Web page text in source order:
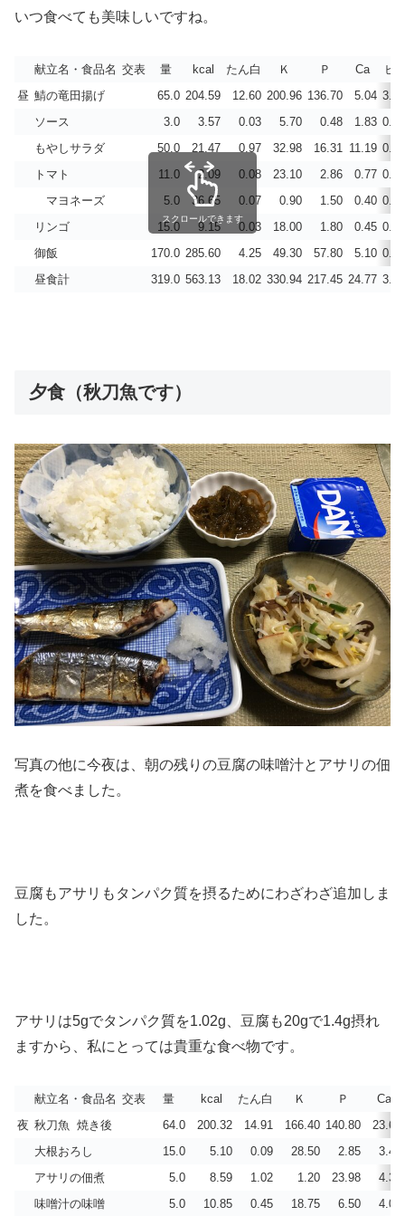
いつ食べても美味しいですね。
献立名・食品名 交表 量 kcal たん白 Ｋ Ｐ Ca
ビD
昼 鯖の竜田揚げ 65.0 204.59 12.60 200.96 136.70 5.04 3.06
ソース
3.0 3.57 0.03 5.70 0.48 1.83 0.00
もやしサラダ
50.0 21.47 0.97 32.98 16.31 11.19 0.21
トマト
11.0 2.09 0.08 23.10 2.86 0.77 0.00
マヨネーズ
5.0 36.65 0.07 0.90 1.50 0.40 0.30
リンゴ
15.0 9.15 0.03 18.00 1.80 0.45 0.00
御飯
170.0 285.60 4.25 49.30 57.80 5.10 0.00
昼食計
319.0 563.13 18.02 330.94 217.45 24.77 3.57
スクロールできます
夕食（秋刀魚です）
写真の他に今夜は、朝の残りの豆腐の味噌汁とアサリの佃
煮を食べました。
豆腐もアサリもタンパク質を摂るためにわざわざ追加しま
した。
アサリは5gでタンパク質を1.02g、豆腐も20gで1.4g摂れ
ますから、私にとっては貴重な食べ物です。
献立名・食品名 交表 量 kcal たん白 Ｋ Ｐ
Ca
夜 秋刀魚 焼き後 64.0 200.32 14.91 166.40 140.80
23.68
大根おろし
15.0 5.10 0.09 28.50 2.85
3.45
アサリの佃煮
5.0 8.59 1.02 1.20 23.98
4.37
味噌汁の味噌
5.0 10.85 0.45 18.75 6.50
4.00